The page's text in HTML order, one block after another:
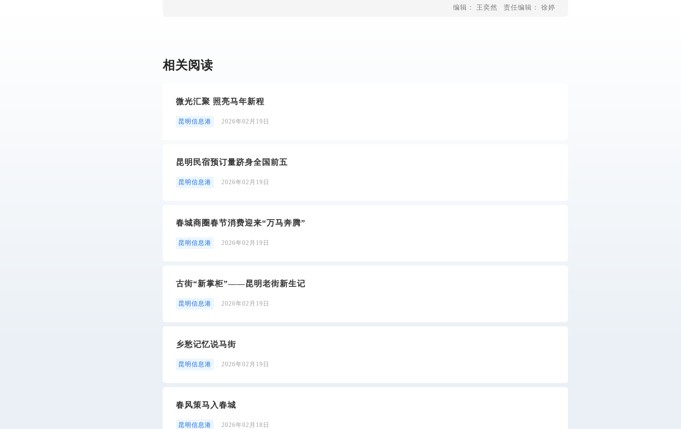
编辑： 王奕然 责任编辑： 徐婷
相关阅读
微光汇聚 照亮马年新程
昆明信息港 2026年02月19日
昆明民宿预订量跻身全国前五
昆明信息港 2026年02月19日
春城商圈春节消费迎来“万马奔腾”
昆明信息港 2026年02月19日
古街“新掌柜”——昆明老街新生记
昆明信息港 2026年02月19日
乡愁记忆说马街
昆明信息港 2026年02月19日
春风策马入春城
昆明信息港 2026年02月18日